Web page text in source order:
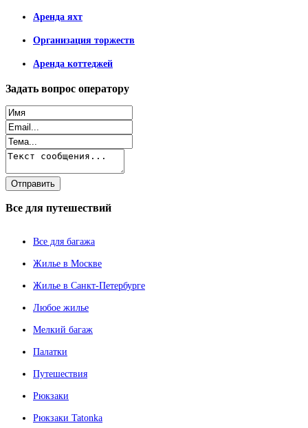
Аренда яхт
Организация торжеств
Аренда коттеджей
Задать вопрос оператору
Все для путешествий
Все для багажа
Жилье в Москве
Жилье в Санкт-Петербурге
Любое жилье
Мелкий багаж
Палатки
Путешествия
Рюкзаки
Рюкзаки Tatonka